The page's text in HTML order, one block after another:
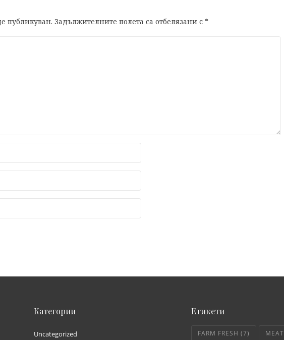
публикуван. Задължителните полета са отбелязани с*
Категории
Uncategorized
Етикети
FARM FRESH (7) MEAT